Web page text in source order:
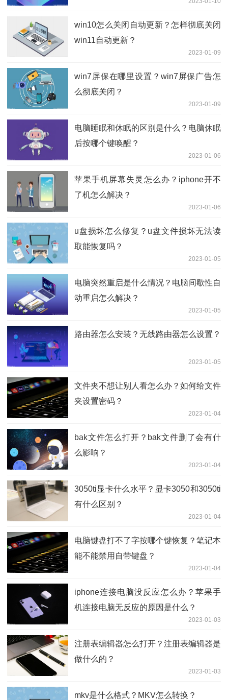
win10怎么关闭自动更新？怎样彻底关闭
win11自动更新？
2023-01-09
win7屏保在哪里设置？win7屏保广告怎
么彻底关闭？
2023-01-09
电脑睡眠和休眠的区别是什么？电脑休眠
后按哪个键唤醒？
2023-01-06
苹果手机屏幕失灵怎么办？iphone开不
了机怎么解决？
2023-01-06
u盘损坏怎么修复？u盘文件损坏无法读
取能恢复吗？
2023-01-05
电脑突然重启是什么情况？电脑间歇性自
动重启怎么解决？
2023-01-05
路由器怎么安装？无线路由器怎么设置？
2023-01-05
文件夹不想让别人看怎么办？如何给文件
夹设置密码？
2023-01-04
bak文件怎么打开？bak文件删了会有什
么影响？
2023-01-04
3050ti显卡什么水平？显卡3050和3050ti
有什么区别？
2023-01-04
电脑键盘打不了字按哪个键恢复？笔记本
能不能禁用自带键盘？
2023-01-04
iphone连接电脑没反应怎么办？苹果手
机连接电脑无反应的原因是什么？
2023-01-03
注册表编辑器怎么打开？注册表编辑器是
做什么的？
2023-01-03
mkv是什么格式？MKV怎么转换？